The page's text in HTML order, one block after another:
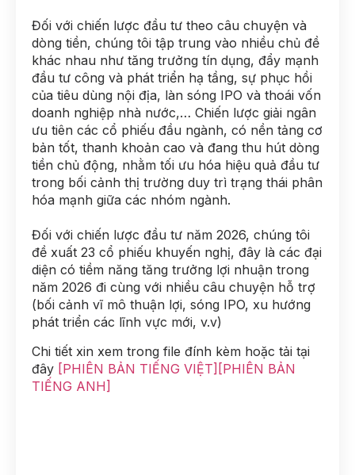
Đối với chiến lược đầu tư theo câu chuyện và
dòng tiền, chúng tôi tập trung vào nhiều chủ đề
khác nhau như tăng trưởng tín dụng, đẩy mạnh
đầu tư công và phát triển hạ tầng, sự phục hồi
của tiêu dùng nội địa, làn sóng IPO và thoái vốn
doanh nghiệp nhà nước,… Chiến lược giải ngân
ưu tiên các cổ phiếu đầu ngành, có nền tảng cơ
bản tốt, thanh khoản cao và đang thu hút dòng
tiền chủ động, nhằm tối ưu hóa hiệu quả đầu tư
trong bối cảnh thị trường duy trì trạng thái phân
hóa mạnh giữa các nhóm ngành.
Đối với chiến lược đầu tư năm 2026, chúng tôi
đề xuất 23 cổ phiếu khuyến nghị, đây là các đại
diện có tiềm năng tăng trưởng lợi nhuận trong
năm 2026 đi cùng với nhiều câu chuyện hỗ trợ
(bối cảnh vĩ mô thuận lợi, sóng IPO, xu hướng
phát triển các lĩnh vực mới, v.v)
Chi tiết xin xem trong file đính kèm hoặc tải tại
đây [PHIÊN BẢN TIẾNG VIỆT] [PHIÊN BẢN
TIẾNG ANH]